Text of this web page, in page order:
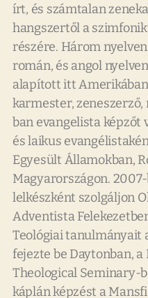
írt, és számtalan
hangszertől a
részére. Három
román, és angol
alapított itt
karmester, zeneszerző,
ban evangelista képzőt
és laikus
Egyesült Államokban,
Magyarországon.
lelkészként szolgáljon
Adventista
Teológiai tanulmányait
fejezte be Daytonban,
Theological Seminary-
káplán képzést a